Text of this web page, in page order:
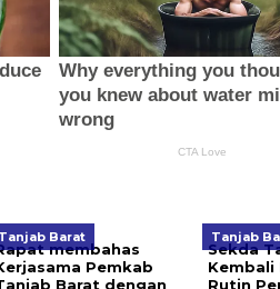
Tanjab Barat
membahas
Pemkab
Barat dengan
Tanjab
Sekda
Kembali
Rutin